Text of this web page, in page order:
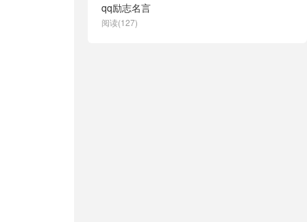
qq励志名言
阅读(127)